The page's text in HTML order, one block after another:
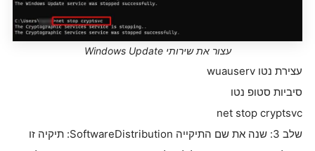
עצור את שירותי Windows Update
עצירת נטו wuauserv
סיביות סטופ נטו
net stop cryptsvc
שלב 3: שנה את שם התיקייה SoftwareDistribution: תיקיה זו